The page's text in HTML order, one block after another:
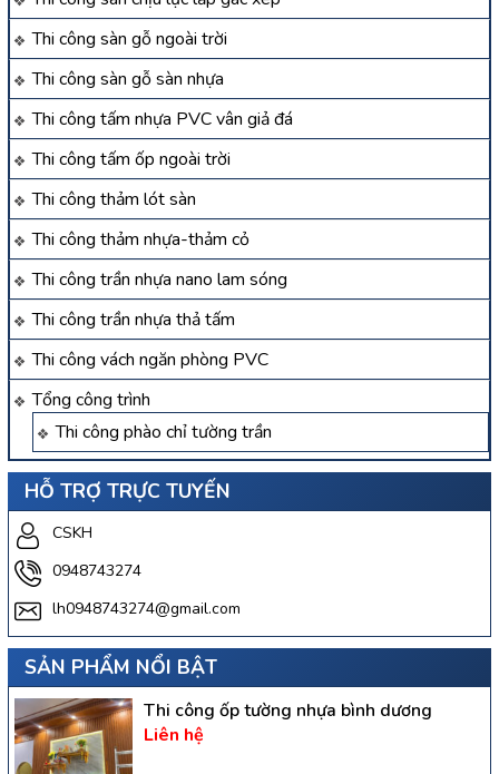
Thi công sàn gỗ ngoài trời
Thi công sàn gỗ sàn nhựa
Thi công tấm nhựa PVC vân giả đá
Thi công tấm ốp ngoài trời
Thi công thảm lót sàn
Thi công thảm nhựa-thảm cỏ
Thi công trần nhựa nano lam sóng
Thi công trần nhựa thả tấm
Thi công vách ngăn phòng PVC
Tổng công trình
Thi công phào chỉ tường trần
HỖ TRỢ TRỰC TUYẾN
CSKH
0948743274
lh0948743274@gmail.com
SẢN PHẨM NỔI BẬT
Thi công ốp tường nhựa bình dương
Liên hệ